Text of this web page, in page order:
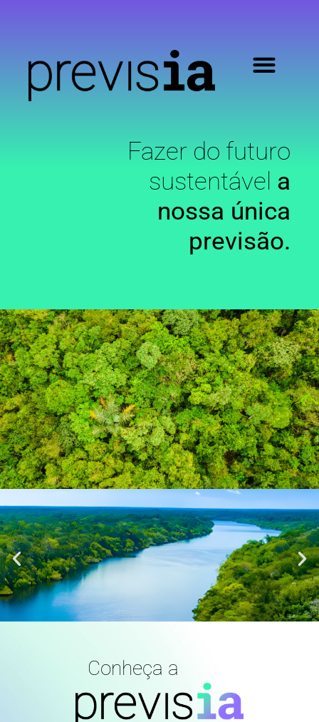
Fazer do futuro
sustentável a
nossa única
previsão.
Conheça a